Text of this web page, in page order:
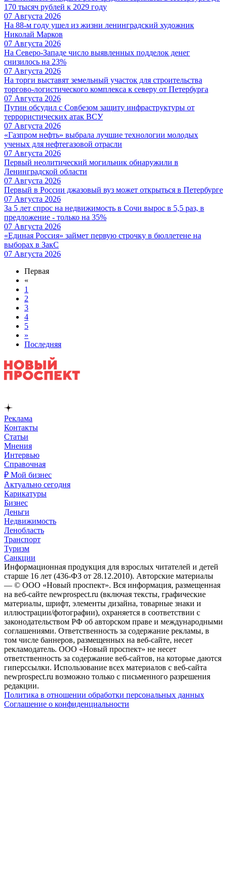
170 тысяч рублей к 2029 году
07 Августа 2026
На 88-м году ушел из жизни ленинградский художник
Николай Марков
07 Августа 2026
На Северо-Западе число выявленных подделок денег
снизилось на 23%
07 Августа 2026
На торги выставят земельный участок для строительства
торгово-логистического комплекса к северу от Петербурга
07 Августа 2026
Путин обсудил с Совбезом защиту инфраструктуры от
террористических атак ВСУ
07 Августа 2026
«Газпром нефть» выбрала лучшие технологии молодых
ученых для нефтегазовой отрасли
07 Августа 2026
Первый неолитический могильник обнаружили в
Ленинградской области
07 Августа 2026
Первый в России джазовый вуз может открыться в Петербурге
07 Августа 2026
За 5 лет спрос на недвижимость в Сочи вырос в 5,5 раз, в
предложение - только на 35%
07 Августа 2026
«Единая Россия» займет первую строчку в бюллетене на
выборах в ЗакС
07 Августа 2026
Первая
«
1
2
3
4
5
»
Последняя
Реклама
Контакты
Статьи
Мнения
Интервью
Справочная
₽ Мой бизнес
Актуально сегодня
Карикатуры
Бизнес
Деньги
Недвижимость
Ленобласть
Транспорт
Туризм
Санкции
Информационная продукция для взрослых читателей и детей
старше 16 лет (436-ФЗ от 28.12.2010). Авторские материалы
— © ООО «Новый проспект». Вся информация, размещенная
на веб-сайте newprospect.ru (включая тексты, графические
материалы, шрифт, элементы дизайна, товарные знаки и
иллюстрации/фотографии), охраняется в соответствии с
законодательством РФ об авторском праве и международными
соглашениями. Ответственность за содержание рекламы, в
том числе баннеров, размещенных на веб-сайте, несет
рекламодатель. ООО «Новый проспект» не несет
ответственность за содержание веб-сайтов, на которые даются
гиперссылки. Использование всех материалов с веб-сайта
newprospect.ru возможно только с письменного разрешения
редакции.
Политика в отношении обработки персональных данных
Соглашение о конфиденциальности